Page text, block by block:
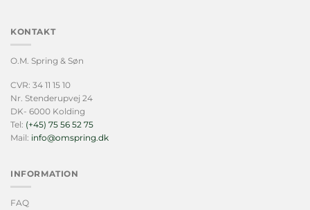
KONTAKT
O.M. Spring & Søn
CVR: 34 11 15 10
Nr. Stenderupvej 24
DK- 6000 Kolding
Tel: (+45) 75 56 52 75
Mail: info@omspring.dk
INFORMATION
FAQ